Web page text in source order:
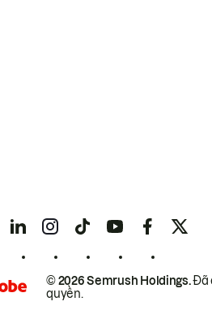
© 2026 Semrush Holdings.Đã
quyền.